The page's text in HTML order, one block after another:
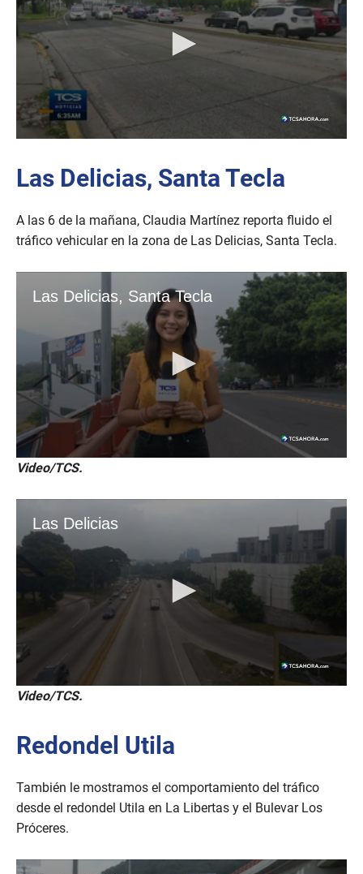
Las Delicias, Santa Tecla
A las 6 de la mañana, Claudia Martínez reporta fluido el
tráfico vehicular en la zona de Las Delicias, Santa Tecla.
Video/TCS.
Video/TCS.
Redondel Utila
También le mostramos el comportamiento del tráfico
desde el redondel Utila en La Libertas y el Bulevar Los
Próceres.